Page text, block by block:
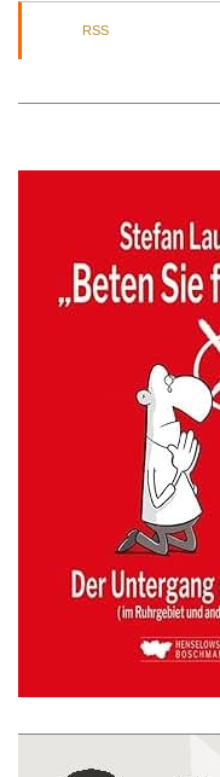
RSS